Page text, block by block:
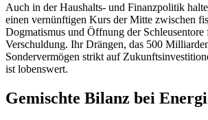
Auch in der Haushalts- und Finanz­po­litik
einen vernünf­tigen Kurs der Mitte zwischen
Dogma­tismus und Öffnung der Schleu­sentore
Verschuldung. Ihr Drängen, das 500
Sondervermögen strikt auf
ist lobenswert.
Gemischte Bilanz bei